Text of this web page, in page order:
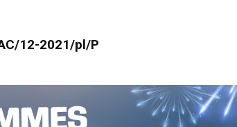
12-2021/pl/P